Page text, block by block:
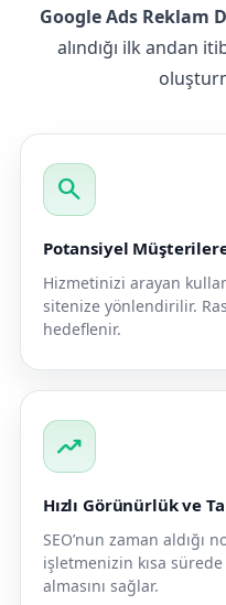
Google Ads Reklam
alındığı ilk andan
search
Potansiyel
Hizmetinizi arayan
sitenize yönlendirilir.
hedeflenir.
trending_up
Hızlı Görünürlük ve
SEO’nun zaman aldığı
işletmenizin kısa
almasını sağlar.